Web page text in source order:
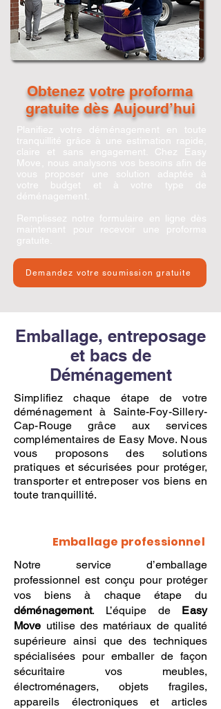
Obtenez votre proforma
gratuite dès Aujourd’hui
Planifiez votre déménagement en toute
tranquillité grâce à une estimation rapide,
claire et sans engagement. Chez Easy
Move , nous analysons vos besoins afin de
vous proposer une solution adaptée à
votre budget et à votre type de
déménagement
Remplissez notre formulaire en ligne dès
maintenant pour recevoir une proforma
gratuite.
Demandez votre soumission gratuite
Emballage, entreposage
et bacs de
Déménagement
Simplifiez chaque étape de votre
déménagement à Sainte-Foy-Sillery-
Cap-Rouge grâce aux services
complémentaires de Easy Move. Nous
vous proposons des solutions
pratiques et sécurisées pour protéger,
transporter et entreposer vos biens en
toute tranquillité.
Emballage professionnel
Notre service d’emballage
professionnel est conçu pour protéger
vos biens à chaque étape du
déménagement. L’équipe de Easy
Move utilise des matériaux de qualité
supérieure ainsi que des techniques
spécialisées pour emballer de façon
sécuritaire vos meubles,
électroménagers, objets fragiles,
appareils électroniques et articles